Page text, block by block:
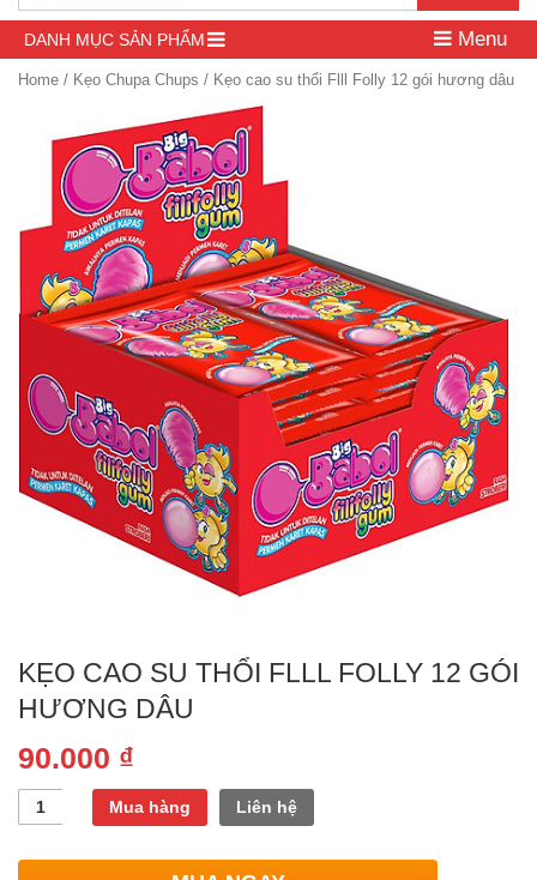
DANH MỤC SẢN PHẨM Menu
Home / Kẹo Chupa Chups / Kẹo cao su thổi Flll Folly 12 gói hương dâu
KẸO CAO SU THỔI FLLL FOLLY 12 GÓI
HƯƠNG DÂU
90.000 ₫
Quantity Mua hàng Liên hệ